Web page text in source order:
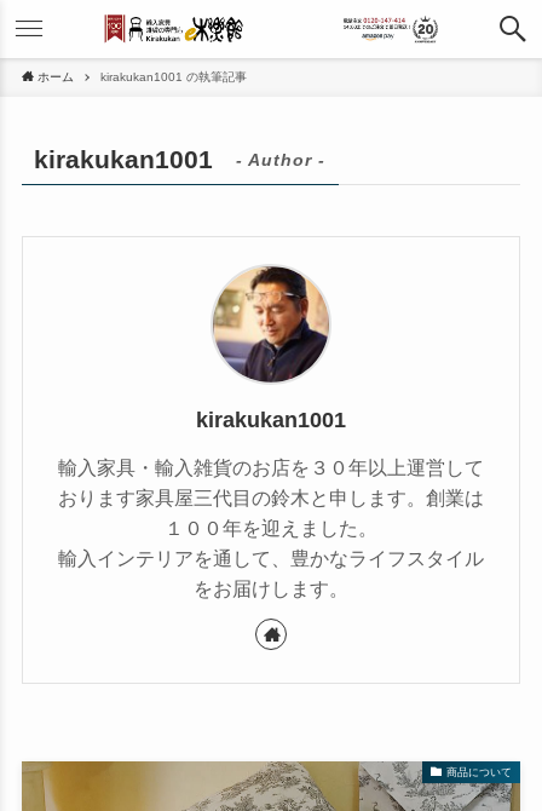
ホーム kirakukan1001 の執筆記事
kirakukan1001 - Author -
kirakukan1001
輸入家具・輸入雑貨のお店を３０年以上運営して
おります家具屋三代目の鈴木と申します。創業は
１００年を迎えました。
輸入インテリアを通して、豊かなライフスタイル
をお届けします。
商品について